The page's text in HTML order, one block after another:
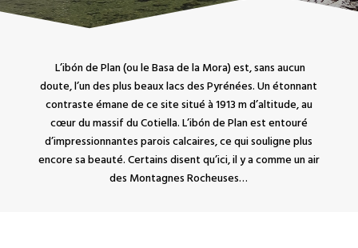
L’ibón de Plan (ou le Basa de la Mora) est, sans aucun
doute, l’un des plus beaux lacs des Pyrénées. Un étonnant
contraste émane de ce site situé à 1913 m d’altitude, au
cœur du massif du Cotiella. L’ibón de Plan est entouré
d’impressionnantes parois calcaires, ce qui souligne plus
encore sa beauté. Certains disent qu’ici, il y a comme un air
des Montagnes Rocheuses…